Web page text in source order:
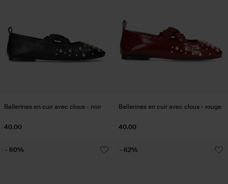
Ballerines en cuir avec clous - noir
40.00
Ballerines en cuir avec clous - rouge
40.00
- 60% - 62%